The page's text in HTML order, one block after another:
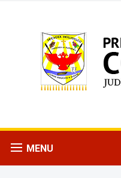
MENU